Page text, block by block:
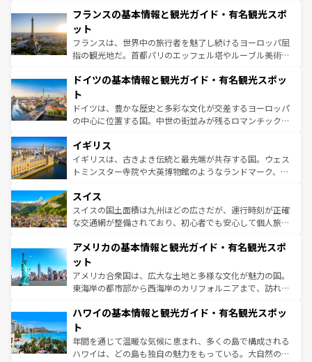
なお、新着のイタリア情報はコンテンツ一覧を参照してほ
しい。
文化が根付くこの国では、情熱的なフラメンコ、熱気あふ
れる闘牛、そして美味しいタパスが生活の一部となってい
る。首都マドリードの洗練された雰囲気や、バルセロナの
アートに溢れた街角から、地方では古代ローマ遺跡や中世
せる。地方によって風土や気候が異なるスペインはその個
ンテンツ一覧 を参照してほしい。
フランスの基本情報と観光ガイド・有名観光スポ
ット
フランスは、世界中の旅行者を魅了し続けるヨーロッパ屈
指の観光地だ。首都パリのエッフェル塔やルーブル美術館
で、幅広い魅力が詰まっている。華麗な宮殿、歴史的な大
聖堂、美しいビーチ、そして豊かな自然が、訪れる者を心
から魅了する。また、フランスは美食の国としても知ら
れ、フランス料理はユネスコ無形文化遺産にも登録されて
香り高いラベンダー畑など、多彩な楽しみ方が可能だ。さ
らに、パリ以外の地域にも魅力が溢れており、どの街角に
も豊かな歴史と文化が息づいている。パリ以外の個性あふ
を参照してほしい。
ドイツの基本情報と観光ガイド・有名観光スポッ
ト
ドイツは、豊かな歴史と多彩な文化が交差するヨーロッパ
の中心に位置する国。中世の街並みが残るロマンチック街
顔を持つこの国は、どこを歩いても飽きることがない。ベ
ルリンの文化的活気、バイエルン州のアルプスの絶景、そ
してライン川沿いのワイン畑といった風景は必見。ビール
は、お酒好きな人にはぜひ体験してほしい。 なお、新着の
ドイツ情報はコンテンツ一覧を参照してほしい。
イギリス
イギリスは、古きよき伝統と最先端が共存する国。ウェス
トミンスター寺院や大英博物館のようなランドマーク、歴
リアごとに異なる魅力がある。また、優雅なアフタヌーン
ティー、ビール好きにはたまらない英国パブ、サッカー観
戦など、本場だからこそできる体験も豊富。イギリスを旅
ンツ一覧を参照してほしい。
スイス
スイスの国土面積は九州ほどの広さだが、運行時刻が正確
な交通網が整備されており、初心者でも安心して個人旅行
の建物がそのまま残る町や、スイスならではのユニークな
博物館もあり、アルプス観光だけでなく町歩きも満喫する
ことができる。国民の所得が高いため物価も高いが、旅行
者向けの交通パス提供のサービスもあり、うまく活用すれ
着のスイス情報はコンテンツ一覧を参照してほしい。
アメリカの基本情報と観光ガイド・有名観光スポ
ット
アメリカ合衆国は、広大な土地と多様な文化が魅力の国。
東海岸の都市部から西海岸のカリフォルニアまで、訪れる
のような巨大都市は、観光、ショッピング、エンターテイ
ンメントが詰まった刺激的なスポットだ。一方、アメリカ
西部には大自然が広がり、グランドキャニオンやイエロー
ストーン国立公園といった絶景が堪能できる。さらに、南
ハワイの基本情報と観光ガイド・有名観光スポッ
ト
年間を通じて温暖な気候に恵まれ、多くの島で構成される
ハワイは、どの島も独自の魅力をもっている。大自然の神